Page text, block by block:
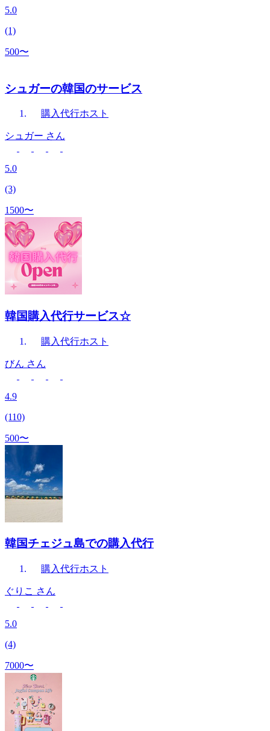
5.0
(1)
500〜
シュガーの韓国のサービス
購入代行ホスト
シュガー さん
5.0
(3)
1500〜
韓国購入代行サービス☆
購入代行ホスト
びん さん
4.9
(110)
500〜
韓国チェジュ島での購入代行
購入代行ホスト
ぐりこ さん
5.0
(4)
7000〜